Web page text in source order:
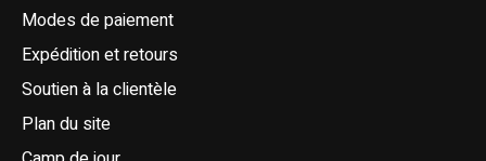
Modes de paiement
Expédition et retours
Soutien à la clientèle
Plan du site